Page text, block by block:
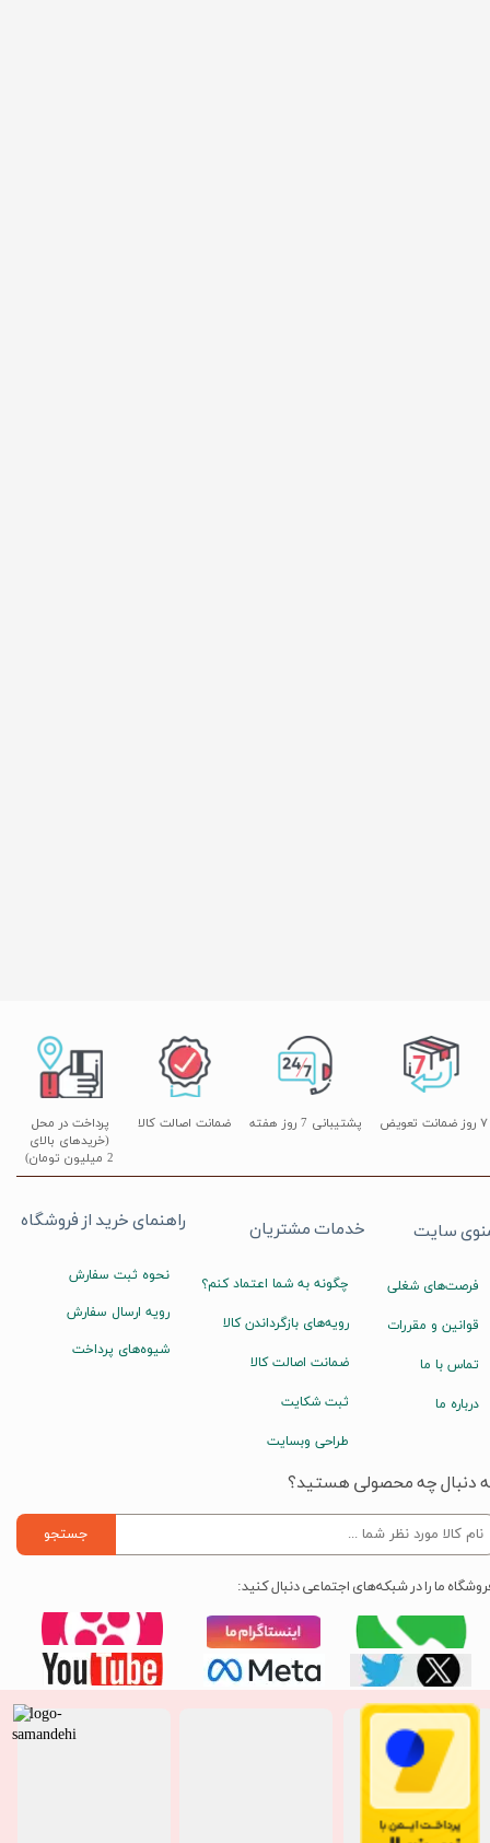
پشتیبانی 7 روز هفته
پرداخت در محل
(خریدهای بالای
2 میلیون تومان)
۷ روز ضمانت تعویض ضمانت اصالت کالا
راهنمای خرید از فروشگاه
نحوه ثبت سفارش
رویه ارسال سفارش
شیوه‌های پرداخت
خدمات مشتریان
چگونه به شما اعتماد کنم؟
رویه‌های بازگرداندن کالا
ضمانت اصالت کالا
ثبت شکایت
طراحی وبسایت
سایت
فرصت‌های شغلی
قوانین و مقررات
تماس با ما
درباره ما
دنبال چه محصولی هستید؟
جستجو
ما را در شبکه‌های اجتماعی دنبال کنید: